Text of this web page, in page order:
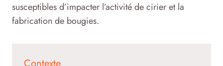
susceptibles d’impacter l’activité de cirier et la
fabrication de bougies.